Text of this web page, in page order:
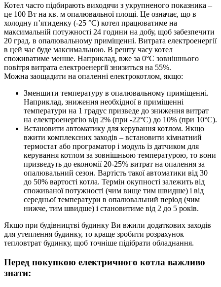
Котел часто підбирають виходячи з укрупненого показника –
це 100 Вт на кв. м опалювальної площі. Це означає, що в
холодну п’ятиденку (-25 °C) котел працюватиме на
максимальній потужності 24 години на добу, щоб забезпечити
20 град. в опалювальному приміщенні. Витрата електроенергії
в цей час буде максимальною. В решту часу котел
споживатиме менше. Наприклад, вже за 0°C зовнішнього
повітря витрата електроенергії знизиться на 55%.
Можна заощадити на опаленні електрокотлом, якщо:
Зменшити температуру в опалювальному приміщенні.
Наприклад, зниження необхідної в приміщенні
температури на 1 градус призведе до зниження витрат
на електроенергію від 2% (при -22°C) до 10% (при 10°C).
Встановити автоматику для керування котлом. Якщо
вжити комплексних заходів – встановити кімнатний
термостат або програматор і модуль із датчиком для
керування котлом за зовнішньою температурою, то вони
призведуть до економії 20-25% витрат на опалення за
опалювальний сезон. Вартість такої автоматики від 30
до 50% вартості котла. Термін окупності залежить від
споживаної потужності (чим вище тим швидше) і від
середньої температури в опалювальний період (чим
нижче, тим швидше) і становитиме від 2 до 5 років.
Якщо при будівництві будинку Ви вжили додаткових заходів
для утеплення будинку, то краще зробити розрахунок
тепловтрат будинку, щоб точніше підібрати обладнання.
Перед покупкою електричного котла важливо
знати: